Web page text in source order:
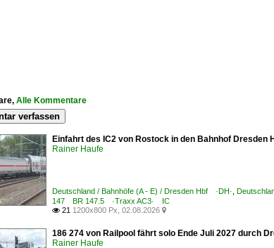
Alle Kommentare
verfassen
Einfahrt des IC2 von Rostock in den Bahnhof Dresden
Rainer Haufe
Deutschland / Bahnhöfe (A - E) / Dresden Hbf ·DH·
147 BR 147.5 ·Traxx AC3· IC
 21 1200x800 Px, 02.08.2026 
186 274 von Railpool fährt solo Ende Juli 2027 durch
Rainer Haufe